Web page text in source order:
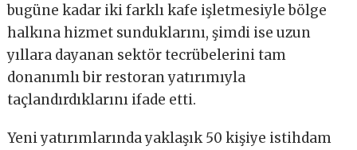
bugüne kadar iki farklı kafe işletmesiyle bölge
halkına hizmet sunduklarını, şimdi ise uzun
yıllara dayanan sektör tecrübelerini tam
donanımlı bir restoran yatırımıyla
taçlandırdıklarını ifade etti.
Yeni yatırımlarında yaklaşık 50 kişiye istihdam